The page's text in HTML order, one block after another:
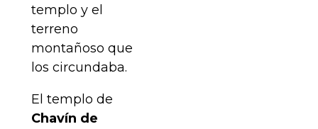
templo y el
terreno
montañoso que
los circundaba.
El templo de
Chavín de